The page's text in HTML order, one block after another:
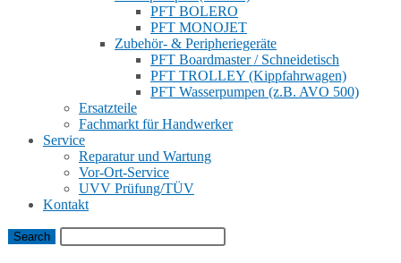
PFT BOLERO
PFT MONOJET
Zubehör- & Peripheriegeräte
PFT Boardmaster / Schneidetisch
PFT TROLLEY (Kippfahrwagen)
PFT Wasserpumpen (z.B. AVO 500)
Ersatzteile
Fachmarkt für Handwerker
Service
Reparatur und Wartung
Vor-Ort-Service
UVV Prüfung/TÜV
Kontakt